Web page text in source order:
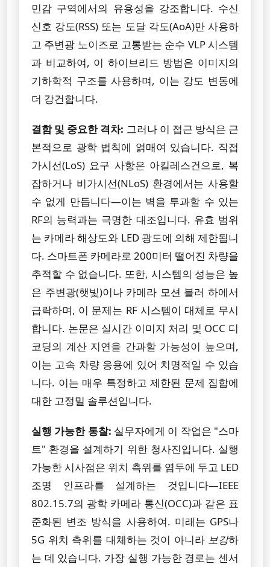
민감 구역에서의 유용성을 강조합니다. 수신
신호 강도(RSS) 또는 도달 각도(AoA)만 사용하
고 주변광 노이즈로 고통받는 순수 VLP 시스템
과 비교하여, 이 하이브리드 방법은 이미지의
기하학적 구조를 사용하며, 이는 강도 변동에
더 강건합니다.
결함 및 중요한 격차: 그러나 이 접근 방식은 근
본적으로 광학 법칙에 얽매여 있습니다. 직접
가시선(LoS) 요구 사항은 아킬레스건으로, 복
잡하거나 비가시선(NLoS) 환경에서는 사용할
수 없게 만듭니다—이는 벽을 투과할 수 있는
RF의 능력과는 극명한 대조입니다. 유효 범위
는 카메라 해상도와 LED 광도에 의해 제한됩니
다. 스마트폰 카메라로 200미터 떨어진 차량을
추적할 수 없습니다. 또한, 시스템의 성능은 높
은 주변광(햇빛)이나 카메라 모션 블러 하에서
급락하며, 이 문제는 RF 시스템이 대체로 무시
합니다. 논문은 실시간 이미지 처리 및 OCC 디
코딩의 계산 지연을 간과할 가능성이 높으며,
이는 고속 차량 응용에 있어 치명적일 수 있습
니다. 이는 매우 특정하고 제한된 문제 집합에
대한 고정밀 솔루션입니다.
실행 가능한 통찰: 실무자에게 이 작업은 "스마
트" 환경을 설계하기 위한 청사진입니다. 실행
가능한 시사점은 위치 측위를 염두에 두고 LED
조명 인프라를 설계하는 것입니다—IEEE
802.15.7의 광학 카메라 통신(OCC)과 같은 표
준화된 변조 방식을 사용하여. 미래는 GPS나
5G 위치 측위를 대체하는 것이 아니라 보강하
는 데 있습니다. 가장 실행 가능한 경로는 센서